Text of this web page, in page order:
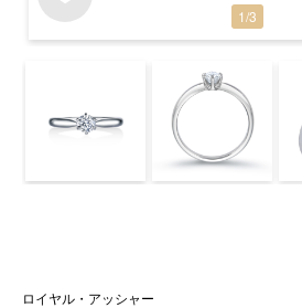
ロイヤル・アッシャー
1/3